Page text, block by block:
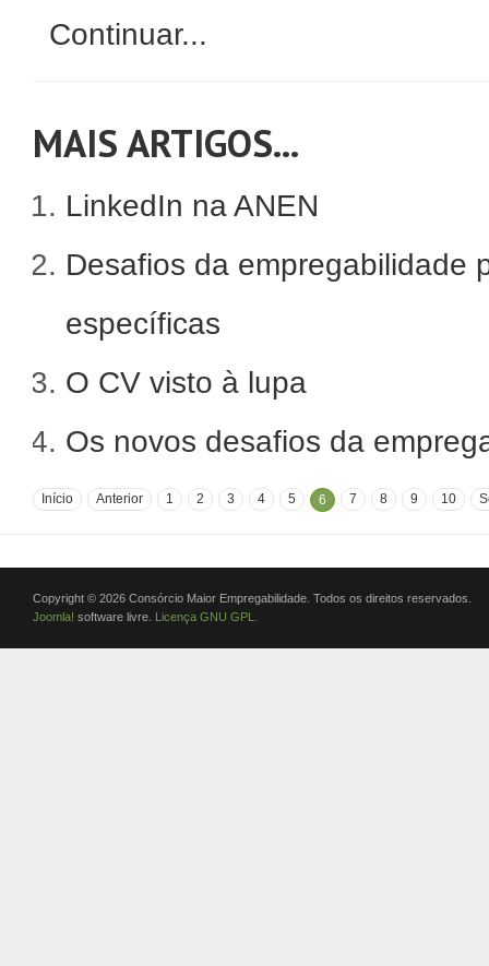
Continuar...
MAIS ARTIGOS...
LinkedIn na ANEN
Desafios da empregabilidade
específicas
O CV visto à lupa
Os novos desafios da
Início Anterior 1 2 3 4 5 6 7 8 9 10
Copyright © 2026 Consórcio Maior Empregabilidade. Todos os direitos reservados.
Joomla! software livre. Licença GNU GPL.